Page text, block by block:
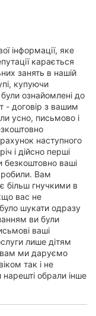
інформації, яке
карається
занять в нашій
купуючи
ознайомлені до
- договір з вашим
усно, письмово і
наступного
і дійсно перші
безкоштовно ваші
Вам
більш гнучкими в
вас не
шукати одразу
ви були
ваші
лише дітям
вам ми даруємо
так і не
обрали інше